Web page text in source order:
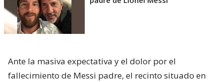
Ante la masiva expectativa y el dolor por el
fallecimiento de Messi padre, el recinto situado en